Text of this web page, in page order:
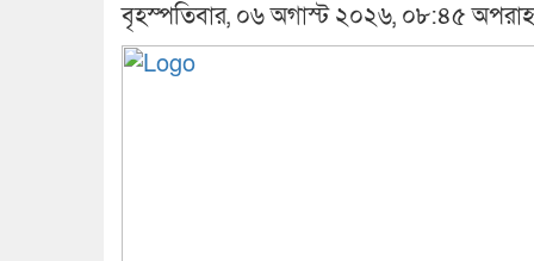
বৃহস্পতিবার, ০৬ অগাস্ট ২০২৬, ০৮:৪৫